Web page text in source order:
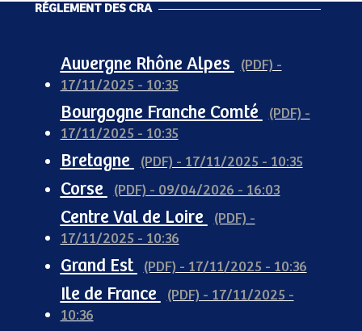
RÉGLEMENT DES CRA
Auvergne Rhône Alpes
(PDF) -
17/11/2025 - 10:35
Bourgogne Franche Comté
(PDF) -
17/11/2025 - 10:35
Bretagne (PDF) - 17/11/2025 - 10:35
Corse (PDF) - 09/04/2026 - 16:03
Centre Val de Loire
(PDF) -
17/11/2025 - 10:36
Grand Est (PDF) - 17/11/2025 - 10:36
Ile de France
(PDF) - 17/11/2025 -
10:36